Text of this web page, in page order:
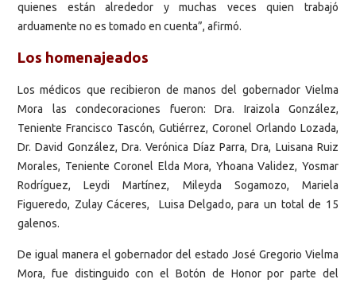
quienes están alrededor y muchas veces quien trabajó
arduamente no es tomado en cuenta”, afirmó.
Los homenajeados
Los médicos que recibieron de manos del gobernador Vielma
Mora las condecoraciones fueron: Dra. Iraizola González,
Teniente Francisco Tascón, Gutiérrez, Coronel Orlando Lozada,
Dr. David González, Dra. Verónica Díaz Parra, Dra, Luisana Ruiz
Morales, Teniente Coronel Elda Mora, Yhoana Validez, Yosmar
Rodríguez, Leydi Martínez, Mileyda Sogamozo, Mariela
Figueredo, Zulay Cáceres, Luisa Delgado, para un total de 15
galenos.
De igual manera el gobernador del estado José Gregorio Vielma
Mora, fue distinguido con el Botón de Honor por parte del